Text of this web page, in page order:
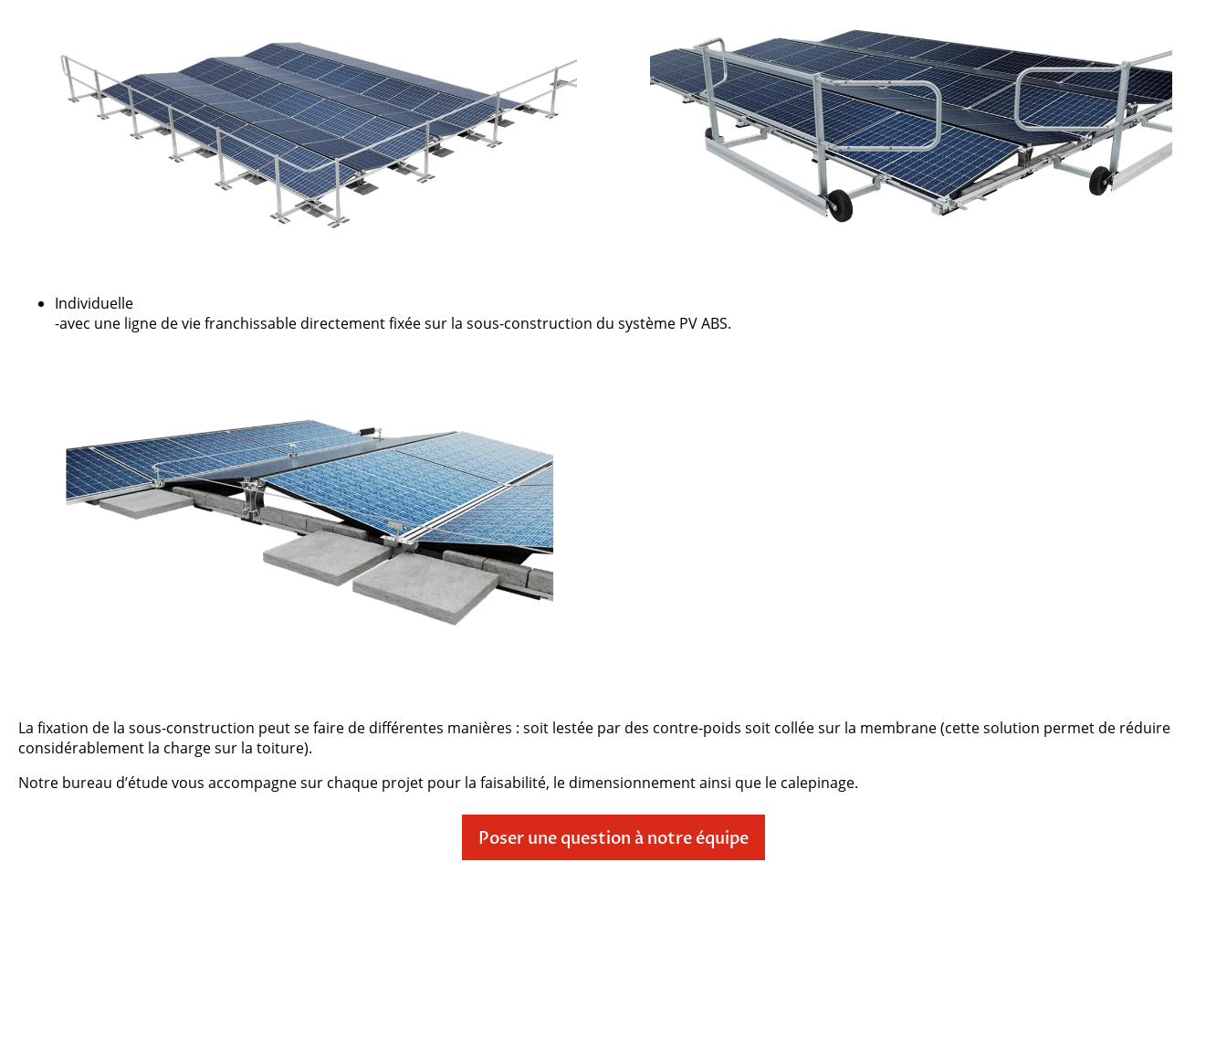
Individuelle
-avec une ligne de vie franchissable directement fixée sur la sous-construction du système PV ABS.
La fixation de la sous-construction peut se faire de différentes manières : soit lestée par des contre-poids soit collée sur la membrane (cette solution permet de réduire
considérablement la charge sur la toiture).
Notre bureau d’étude vous accompagne sur chaque projet pour la faisabilité, le dimensionnement ainsi que le calepinage.
Poser une question à notre équipe